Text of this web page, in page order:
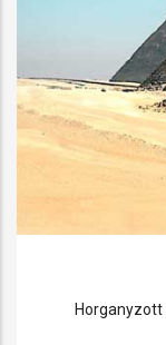
Horganyzott